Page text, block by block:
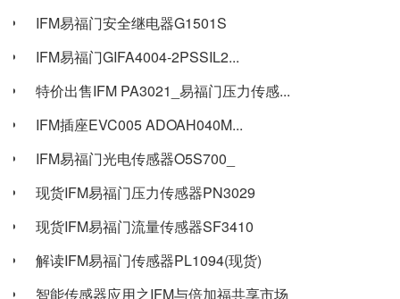
IFM易福门安全继电器G1501S
IFM易福门GIFA4004-2PSSIL2...
特价出售IFM PA3021_易福门压力传感...
IFM插座EVC005 ADOAH040M...
IFM易福门光电传感器O5S700_
现货IFM易福门压力传感器PN3029
现货IFM易福门流量传感器SF3410
解读IFM易福门传感器PL1094(现货)
智能传感器应用之IFM与倍加福共享市场